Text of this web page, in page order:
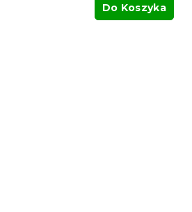
Do Koszyka